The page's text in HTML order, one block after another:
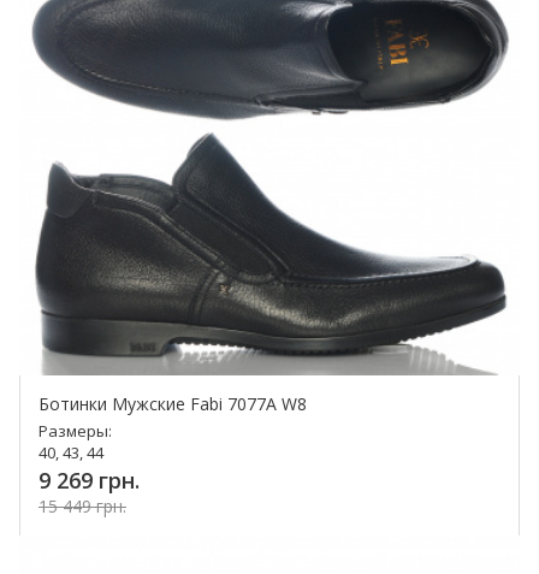
Ботинки Мужские Fabi 7077A W8
Размеры:
40, 43, 44
9 269 грн.
15 449 грн.